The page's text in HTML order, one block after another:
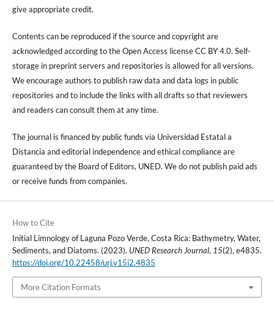
give appropriate credit.
Contents can be reproduced if the source and copyright are
acknowledged according to the Open Access license CC BY 4.0. Self-
storage in preprint servers and repositories is allowed for all versions.
We encourage authors to publish raw data and data logs in public
repositories and to include the links with all drafts so that reviewers
and readers can consult them at any time.
The journal is financed by public funds via Universidad Estatal a
Distancia and editorial independence and ethical compliance are
guaranteed by the Board of Editors, UNED. We do not publish paid ads
or receive funds from companies.
How to Cite
Initial Limnology of Laguna Pozo Verde, Costa Rica: Bathymetry, Water,
Sediments, and Diatoms. (2023). UNED Research Journal, 15(2), e4835.
https://doi.org/10.22458/urj.v15i2.4835
More Citation Formats